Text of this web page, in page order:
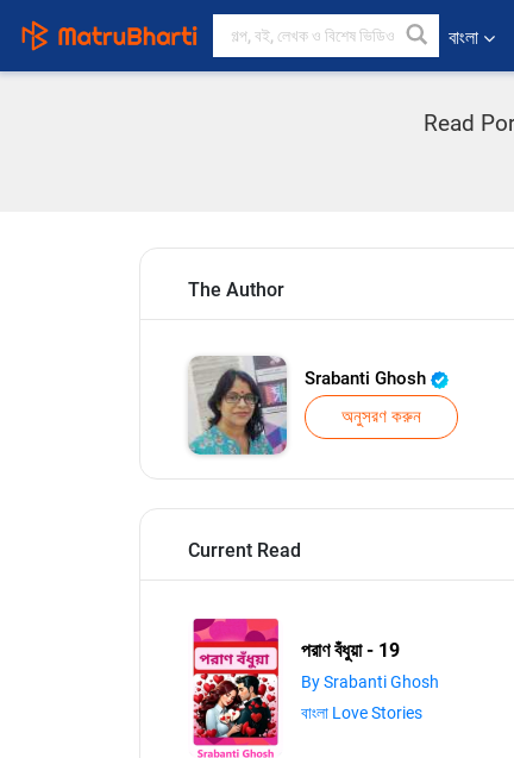
বাংলা
Read
The Author
Srabanti Ghosh
অনুসরণ করুন
Current Read
পরাণ বঁধুয়া - 19
By Srabanti Ghosh
বাংলা Love Stories